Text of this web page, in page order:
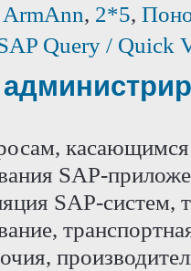
ArmAnn, 2*5,
Query / Quick
касающимся
SAP-
SAP-систем,